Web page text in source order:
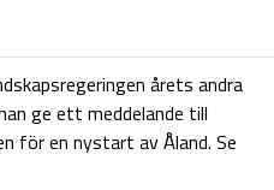
årets andra
ge ett meddelande till
för en nystart av Åland. Se